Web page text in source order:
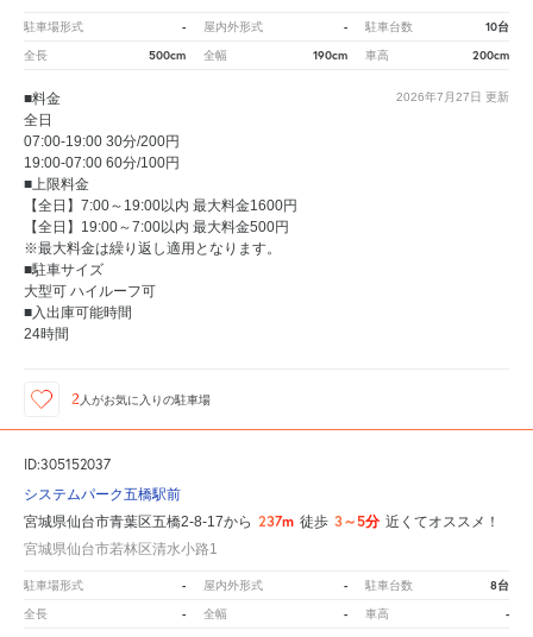
駐車場形式 - 屋内外形式 - 駐車台数 10台
全長 500cm 全幅 190cm 車高 200cm
2026年7月27日 更新
■料金
全日
07:00-19:00 30分/200円
19:00-07:00 60分/100円
■上限料金
【全日】7:00～19:00以内 最大料金1600円
【全日】19:00～7:00以内 最大料金500円
※最大料金は繰り返し適用となります。
■駐車サイズ
大型可 ハイルーフ可
■入出庫可能時間
24時間
2 人がお気に入りの駐車場
ID:305152037
システムパーク五橋駅前
宮城県仙台市青葉区五橋2-8-17から 237m 徒歩 3～5分 近くてオススメ！
宮城県仙台市若林区清水小路1
駐車場形式 - 屋内外形式 - 駐車台数 8台
全長 - 全幅 - 車高 -